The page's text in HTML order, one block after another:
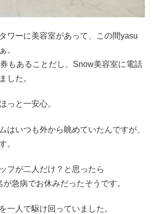
ワーに美容室があって、この間yasu
。
もあることだし、Snow美容室に電話
した。
っと一安心。
はいつも外から眺めていたんですが、
。
フが二人だけ？と思ったら
急病でお休みだったそうです。
一人で駆け回っていました。